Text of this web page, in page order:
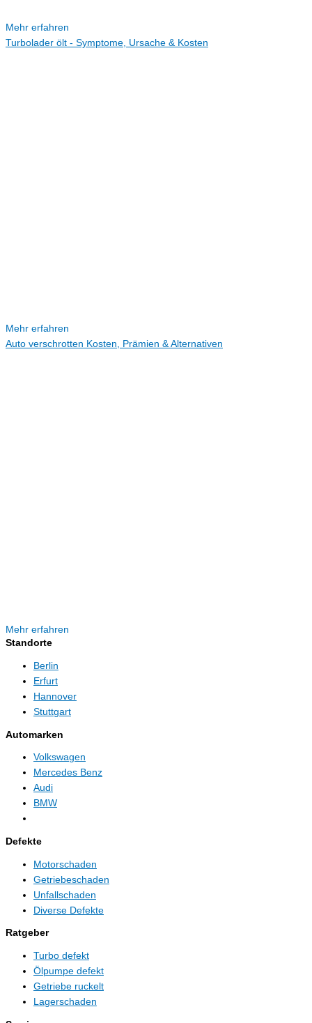
Mehr erfahren
Turbolader ölt - Symptome, Ursache & Kosten
Mehr erfahren
Auto verschrotten Kosten, Prämien & Alternativen
Mehr erfahren
Standorte
Berlin
Erfurt
Hannover
Stuttgart
Automarken
Volkswagen
Mercedes Benz
Audi
BMW
Defekte
Motorschaden
Getriebeschaden
Unfallschaden
Diverse Defekte
Ratgeber
Turbo defekt
Ölpumpe defekt
Getriebe ruckelt
Lagerschaden